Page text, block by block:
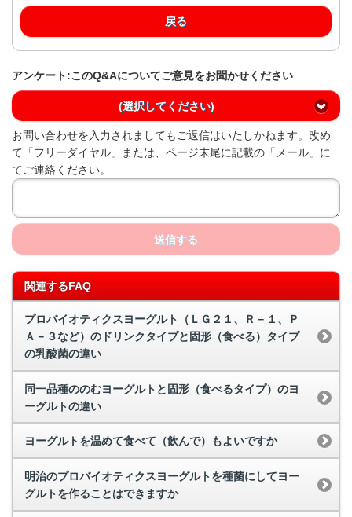
戻る
アンケート:このQ&Aについてご意見をお聞かせください
(選択してください)
お問い合わせを入力されましてもご返信はいたしかねます。改め
て「フリーダイヤル」または、ページ末尾に記載の「メール」に
てご連絡ください。
送信する
関連するFAQ
プロバイオティクスヨーグルト（ＬＧ２１、Ｒ－１、Ｐ
Ａ－３など）のドリンクタイプと固形（食べる）タイプ
の乳酸菌の違い
同一品種ののむヨーグルトと固形（食べるタイプ）のヨ
ーグルトの違い
ヨーグルトを温めて食べて（飲んで）もよいですか
明治のプロバイオティクスヨーグルトを種菌にしてヨー
グルトを作ることはできますか